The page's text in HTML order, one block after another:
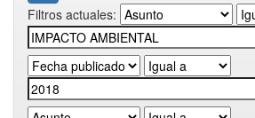
Filtros actuales: